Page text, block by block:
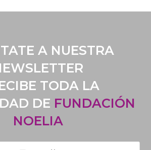
A NUESTRA
TODA LA
DE FUNDACIÓN
NOELIA